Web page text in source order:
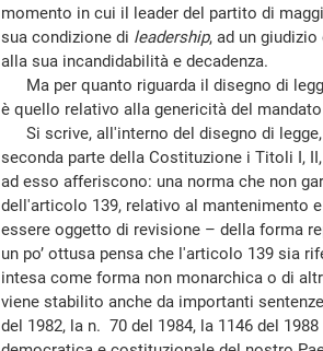
momento in cui il leader del partito di
sua condizione di leadership, ad un
alla sua incandidabilità e decadenza.
Ma per quanto riguarda il disegno di
è quello relativo alla genericità del
Si scrive, all'interno del disegno di
seconda parte della Costituzione i Titoli I,
ad esso afferiscono: una norma che non
dell'articolo 139, relativo al mantenimento
essere oggetto di revisione – della forma
un po’ ottusa pensa che l'articolo 139 sia
intesa come forma non monarchica o di
viene stabilito anche da importanti
del 1982, la n. 70 del 1984, la 1146 del